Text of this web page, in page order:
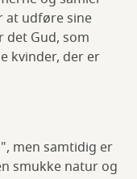
at udføre sine
det Gud, som
kvinder, der er
men samtidig er
smukke natur og